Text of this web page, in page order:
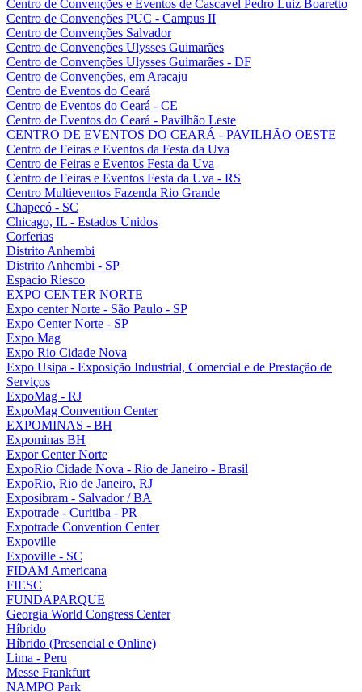
Centro de Convenções e Eventos de Cascavel Pedro Luiz Boaretto
Centro de Convenções PUC - Campus II
Centro de Convenções Salvador
Centro de Convenções Ulysses Guimarães
Centro de Convenções Ulysses Guimarães - DF
Centro de Convenções, em Aracaju
Centro de Eventos do Ceará
Centro de Eventos do Ceará - CE
Centro de Eventos do Ceará - Pavilhão Leste
CENTRO DE EVENTOS DO CEARÁ - PAVILHÃO OESTE
Centro de Feiras e Eventos da Festa da Uva
Centro de Feiras e Eventos Festa da Uva
Centro de Feiras e Eventos Festa da Uva - RS
Centro Multieventos Fazenda Rio Grande
Chapecó - SC
Chicago, IL - Estados Unidos
Corferias
Distrito Anhembi
Distrito Anhembi - SP
Espacio Riesco
EXPO CENTER NORTE
Expo center Norte - São Paulo - SP
Expo Center Norte - SP
Expo Mag
Expo Rio Cidade Nova
Expo Usipa - Exposição Industrial, Comercial e de Prestação de
Serviços
ExpoMag - RJ
ExpoMag Convention Center
EXPOMINAS - BH
Expominas BH
Expor Center Norte
ExpoRio Cidade Nova - Rio de Janeiro - Brasil
ExpoRio, Rio de Janeiro, RJ
Exposibram - Salvador / BA
Expotrade - Curitiba - PR
Expotrade Convention Center
Expoville
Expoville - SC
FIDAM Americana
FIESC
FUNDAPARQUE
Georgia World Congress Center
Híbrido
Híbrido (Presencial e Online)
Lima - Peru
Messe Frankfurt
NAMPO Park